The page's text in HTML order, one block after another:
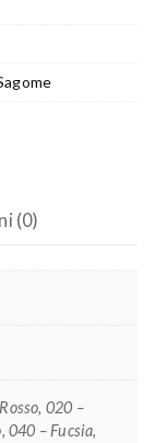
(0)
020 –
040 – Fucsia,